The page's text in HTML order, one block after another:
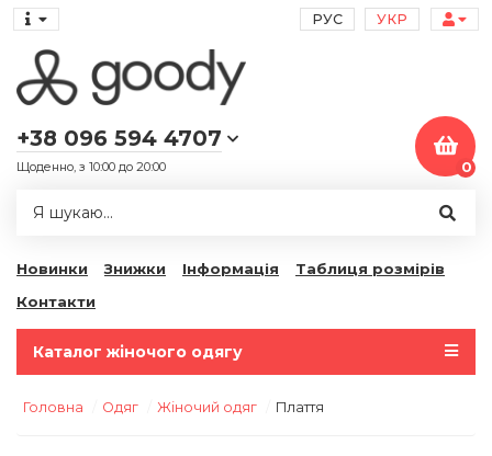
РУС УКР
+38 096 594 4707
Щоденно, з 10:00 до 20:00 0
Новинки Знижки Інформація
Таблиця розмірів
Контакти
Каталог жіночого одягу
Головна Одяг Жіночий одяг Плаття